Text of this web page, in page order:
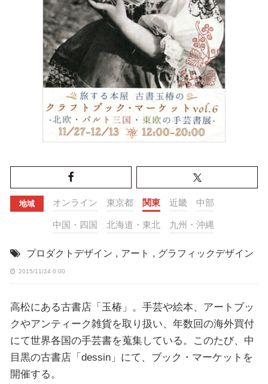
地域 オンライン 東京都 関東 近畿 中部
中国・四国 北海道・東北 九州・沖縄
プロダクトデザイン , アート , グラフィックデザイン
2015/11/24 0:00
高松にある古書店「玉椿」。手芸や絵本、アートブッ
クやアンティーク雑貨を取り扱い、年数回の海外買付
にて世界各国の手芸書を蒐集している。このたび、中
目黒の古書店「dessin」にて、ブック・マーケットを
開催する。